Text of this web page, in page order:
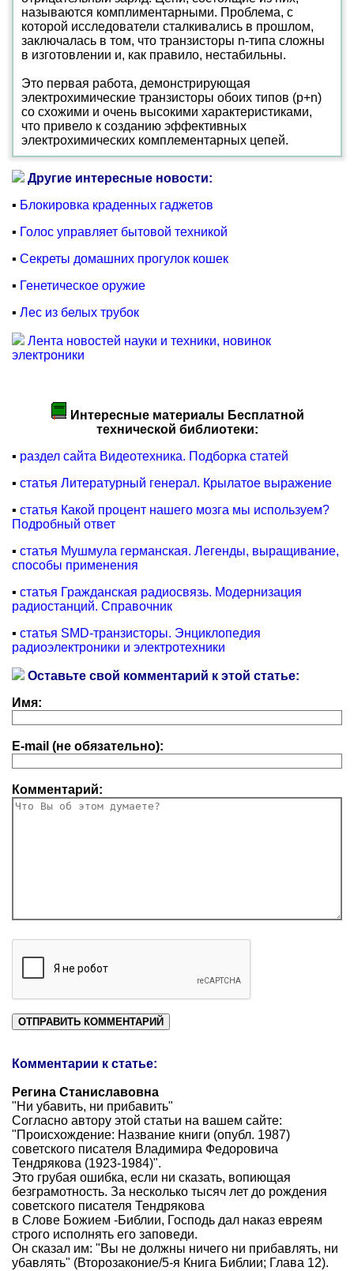
называются комплиментарными. Проблема, с
которой исследователи сталкивались в прошлом,
заключалась в том, что транзисторы n-типа сложны
в изготовлении и, как правило, нестабильны.
Это первая работа, демонстрирующая
электрохимические транзисторы обоих типов (p+n)
со схожими и очень высокими характеристиками,
что привело к созданию эффективных
электрохимических комплементарных цепей.
Другие интересные новости:
▪ Блокировка краденных гаджетов
▪ Голос управляет бытовой техникой
▪ Секреты домашних прогулок кошек
▪ Генетическое оружие
▪ Лес из белых трубок
Лента новостей науки и техники, новинок
электроники
Интересные материалы Бесплатной
технической библиотеки:
▪ раздел сайта Видеотехника. Подборка статей
▪ статья Литературный генерал. Крылатое выражение
▪ статья Какой процент нашего мозга мы используем?
Подробный ответ
▪ статья Мушмула германская. Легенды, выращивание,
способы применения
▪ статья Гражданская радиосвязь. Модернизация
радиостанций. Справочник
▪ статья SMD-транзисторы. Энциклопедия
радиоэлектроники и электротехники
Оставьте свой комментарий к этой статье:
Имя:
E-mail (не обязательно):
Комментарий:
Комментарии к статье:
Регина Станиславовна
"Ни убавить, ни прибавить"
Согласно автору этой статьи на вашем сайте:
"Происхождение: Название книги (опубл. 1987)
советского писателя Владимира Федоровича
Тендрякова (1923-1984)".
Это грубая ошибка, если ни сказать, вопиющая
безграмотность. За несколько тысяч лет до рождения
советского писателя Тендрякова
в Слове Божием -Библии, Господь дал наказ евреям
строго исполнять его заповеди.
Он сказал им: "Вы не должны ничего ни прибавлять, ни
убавлять" (Второзаконие/5-я Книга Библии; Глава 12).